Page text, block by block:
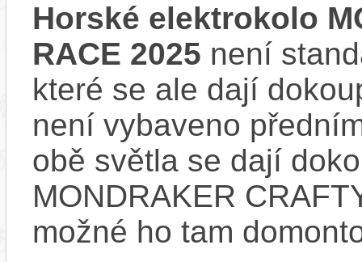
Horské elektrokolo
RACE 2025 není
které se ale dají
není vybaveno
obě světla se dají
MONDRAKER
možné ho tam